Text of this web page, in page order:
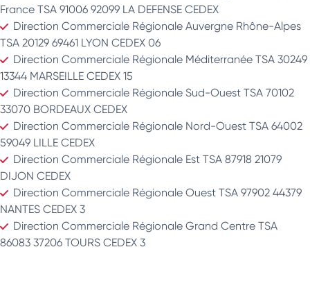
France TSA 91006 92099 LA DEFENSE CEDEX
Direction Commerciale Régionale Auvergne Rhône-Alpes
TSA 20129 69461 LYON CEDEX 06
Direction Commerciale Régionale Méditerranée TSA 30249
13344 MARSEILLE CEDEX 15
Direction Commerciale Régionale Sud-Ouest TSA 70102
33070 BORDEAUX CEDEX
Direction Commerciale Régionale Nord-Ouest TSA 64002
59049 LILLE CEDEX
Direction Commerciale Régionale Est TSA 87918 21079
DIJON CEDEX
Direction Commerciale Régionale Ouest TSA 97902 44379
NANTES CEDEX 3
Direction Commerciale Régionale Grand Centre TSA
86083 37206 TOURS CEDEX 3